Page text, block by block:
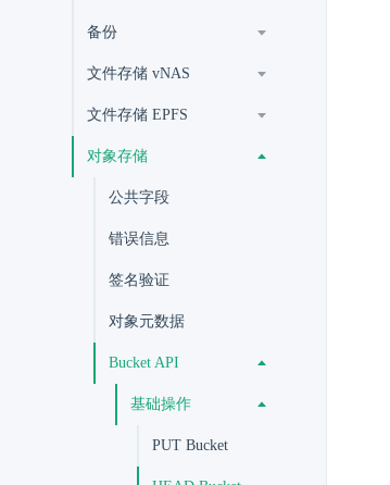
备份
文件存储 vNAS
文件存储 EPFS
对象存储
公共字段
错误信息
签名验证
对象元数据
Bucket API
基础操作
PUT Bucket